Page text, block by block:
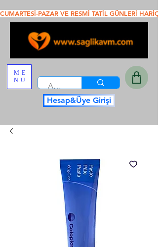
Hesap&Üye Girişi
CUMARTESİ-PAZAR VE RESMİ TATİL GÜNLERİ
ME
NU